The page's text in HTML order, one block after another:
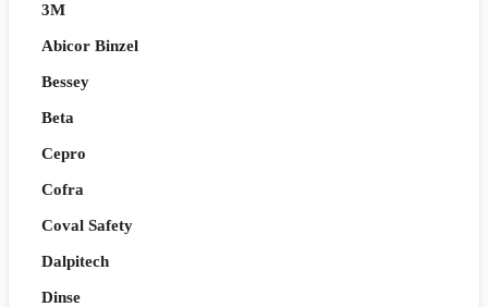
3M
Abicor Binzel
Bessey
Beta
Cepro
Cofra
Coval Safety
Dalpitech
Dinse